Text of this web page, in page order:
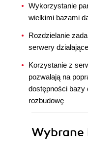
Wykorzystanie
wielkimi bazami
Rozdzielanie
serwery
Korzystanie z
pozwalają na
dostępności bazy
rozbudowę